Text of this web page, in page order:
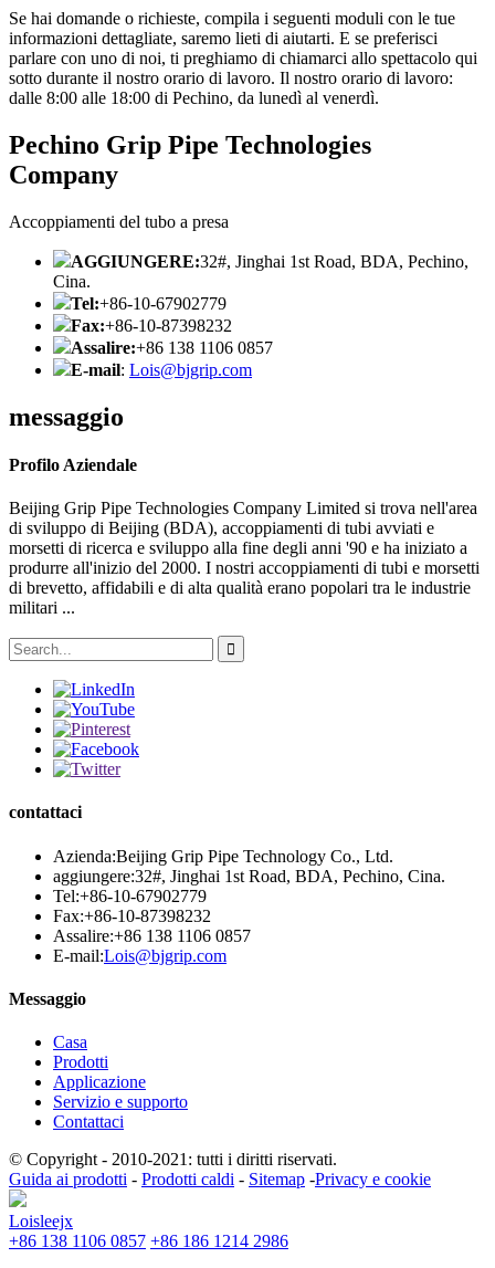
Se hai domande o richieste, compila i seguenti moduli con le tue
informazioni dettagliate, saremo lieti di aiutarti. E se preferisci
parlare con uno di noi, ti preghiamo di chiamarci allo spettacolo qui
sotto durante il nostro orario di lavoro. Il nostro orario di lavoro:
dalle 8:00 alle 18:00 di Pechino, da lunedì al venerdì.
Pechino Grip Pipe Technologies
Company
Accoppiamenti del tubo a presa
AGGIUNGERE:32#, Jinghai 1st Road, BDA, Pechino,
Cina.
Tel:+86-10-67902779
Fax:+86-10-87398232
Assalire:+86 138 1106 0857
E-mail: Lois@bjgrip.com
messaggio
Profilo Aziendale
Beijing Grip Pipe Technologies Company Limited si trova nell'area
di sviluppo di Beijing (BDA), accoppiamenti di tubi avviati e
morsetti di ricerca e sviluppo alla fine degli anni '90 e ha iniziato a
produrre all'inizio del 2000. I nostri accoppiamenti di tubi e morsetti
di brevetto, affidabili e di alta qualità erano popolari tra le industrie
militari ...
contattaci
Azienda:Beijing Grip Pipe Technology Co., Ltd.
aggiungere:32#, Jinghai 1st Road, BDA, Pechino, Cina.
Tel:+86-10-67902779
Fax:+86-10-87398232
Assalire:+86 138 1106 0857
E-mail:Lois@bjgrip.com
Messaggio
Casa
Prodotti
Applicazione
Servizio e supporto
Contattaci
© Copyright - 2010-2021: tutti i diritti riservati.
Guida ai prodotti - Prodotti caldi - Sitemap -Privacy e cookie
Loisleejx
+86 138 1106 0857 +86 186 1214 2986